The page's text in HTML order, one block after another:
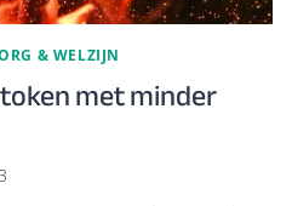
& WELZIJN
met minder